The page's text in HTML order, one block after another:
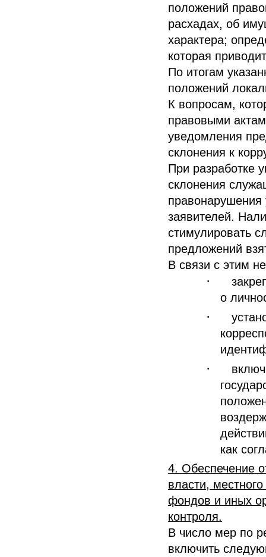
положений
расхадах, об
характера;
которая
По итогам
положений
К вопросам,
правовыми
уведомления
склонения к
При разработке
склонения
заявителей.
стимулировать
предложений
В связи с этим
·
о
·
·
как
4. Обеспечение
власти,
фондов и иных
контроля.
В число мер по
включить